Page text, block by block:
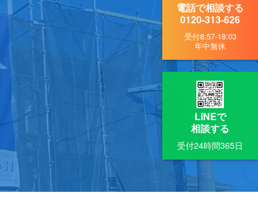
LINEで
相談する
受付24時間365日
電話で相談する
0120-313-626
受付8:57-18:03
年中無休